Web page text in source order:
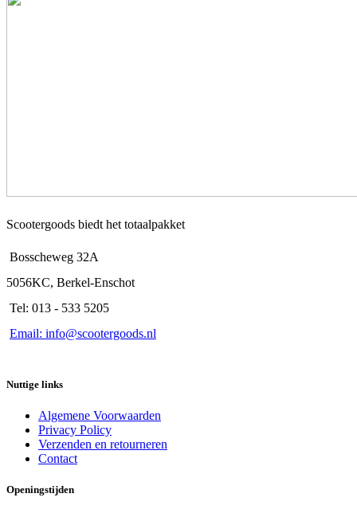
Scootergoods biedt het totaalpakket
Bosscheweg 32A
5056KC, Berkel-Enschot
Tel: 013 - 533 5205
Email: info@scootergoods.nl
Nuttige links
Algemene Voorwaarden
Privacy Policy
Verzenden en retourneren
Contact
Openingstijden